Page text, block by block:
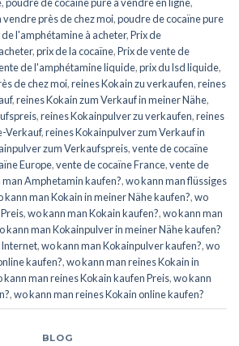
près de chez moi,poudre de cocaïne pure
de l'amphétamine à acheter,Prix de
,prix de la cocaïne,Prix de vente de
de l'amphétamine liquide,prix du lsd liquide,
de chez moi,reines Kokain zu verkaufen,reines
,reines Kokain zum Verkauf in meiner Nähe,
,reines Kokainpulver zu verkaufen,reines
Verkauf,reines Kokainpulver zum Verkauf in
zum Verkaufspreis,vente de cocaïne
Europe,vente de cocaïne France,vente de
man Amphetamin kaufen?,wo kann man flüssiges
kann man Kokain in meiner Nähe kaufen?,wo
,wo kann man Kokain kaufen?,wo kann man
kann man Kokainpulver in meiner Nähe kaufen?
Internet,wo kann man Kokainpulver kaufen?,wo
kaufen?,wo kann man reines Kokain in
kann man reines Kokain kaufen Preis,wo kann
,wo kann man reines Kokain online kaufen?
BLOG